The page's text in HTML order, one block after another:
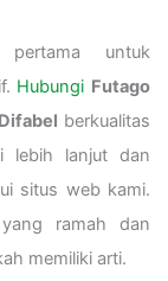
untuk
Hubungi Futago
berkualitas
lebih lanjut dan
situs web kami.
ramah dan
memiliki arti.